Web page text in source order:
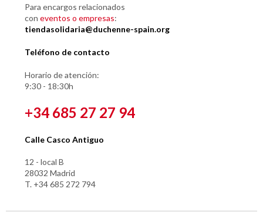
Para encargos relacionados
con eventos o empresas:
tiendasolidaria@duchenne-spain.org
Teléfono de contacto
Horario de atención:
9:30 - 18:30h
+34 685 27 27 94
Calle Casco Antiguo
12 - local B
28032 Madrid
T. +34 685 272 794